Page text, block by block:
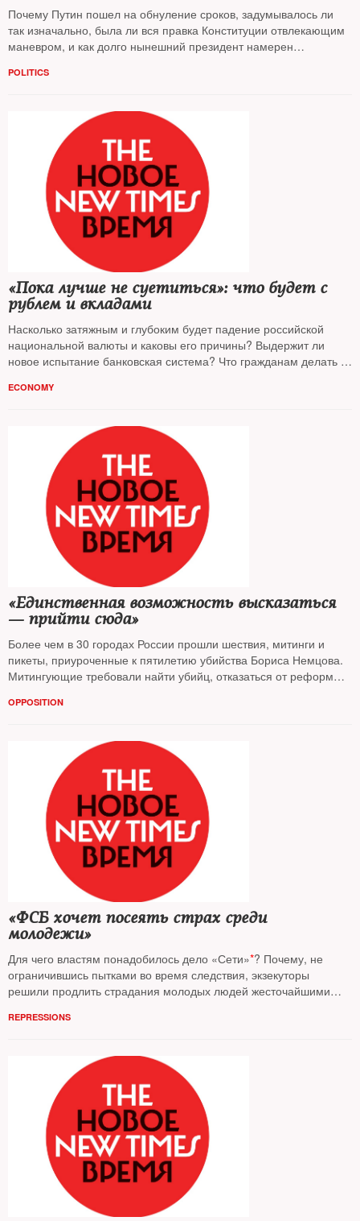
Почему Путин пошел на обнуление сроков, задумывалось ли
так изначально, была ли вся правка Конституции отвлекающим
маневром, и как долго нынешний президент намерен
политологи
POLITICS
«Пока лучше не суетиться»: что будет с
рублем и вкладами
Насколько затяжным и глубоким будет падение российской
национальной валюты и каковы его причины? Выдержит ли
новое испытание банковская система? Что гражданам делать с
рублем и валютой? На вопросы
ECONOMY
«Единственная возможность высказаться
— прийти сюда»
Более чем в 30 городах России прошли шествия, митинги и
пикеты, приуроченные к пятилетию убийства Бориса Немцова.
Митингующие требовали найти убийц, отказаться от реформы
В Москве прошла крупнейшая акция оппозиции с сентября
OPPOSITION
«ФСБ хочет посеять страх среди
молодежи»
Для чего властям понадобилось дело «Сети»*? Почему, не
ограничившись пытками во время следствия, экзекуторы
решили продлить страдания молодых людей жесточайшими
вопросыNT
REPRESSIONS